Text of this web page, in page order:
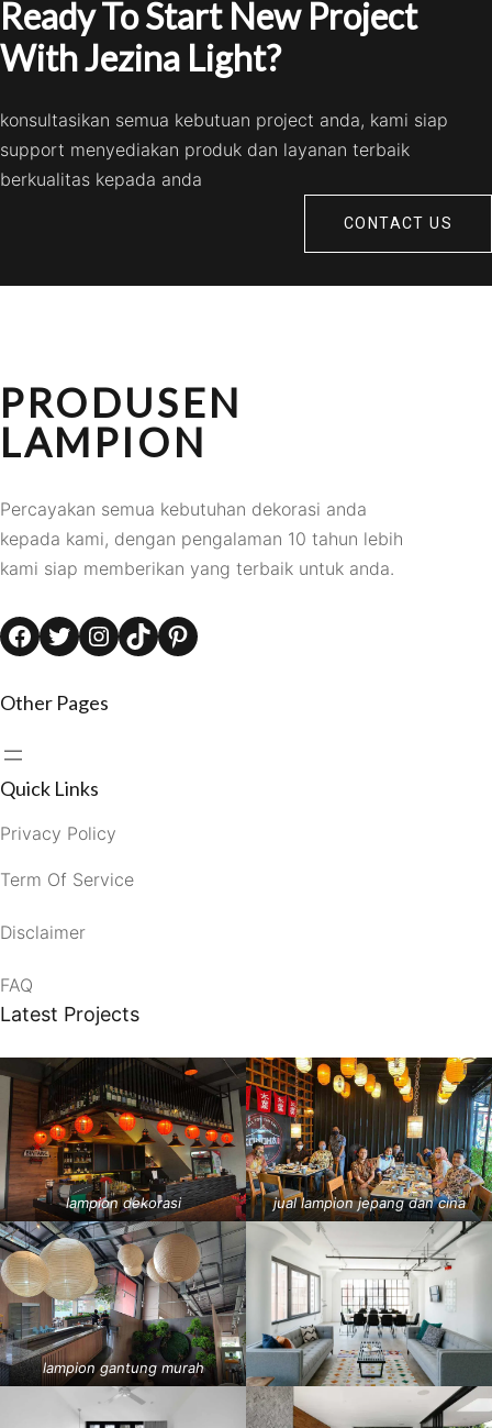
Ready To Start New Project
With Jezina Light?
konsultasikan semua kebutuan project anda, kami siap
support menyediakan produk dan layanan terbaik
berkualitas kepada anda
CONTACT US
PRODUSEN
LAMPION
Percayakan semua kebutuhan dekorasi anda
kepada kami, dengan pengalaman 10 tahun lebih
kami siap memberikan yang terbaik untuk anda.
Facebook Twitter Instagram TikTok Pinterest
Other Pages
Quick Links
Privacy Policy
Term Of Service
Disclaimer
FAQ
Latest Projects
lampion dekorasi jual lampion jepang dan cina
lampion gantung murah